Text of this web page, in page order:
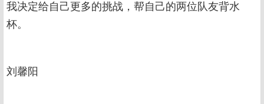
我决定给自己更多的挑战，帮自己的两位队友背水
杯。
刘馨阳